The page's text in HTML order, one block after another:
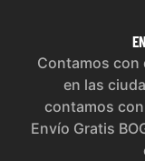
Contamos con
en las
contamos
Envío Gratis